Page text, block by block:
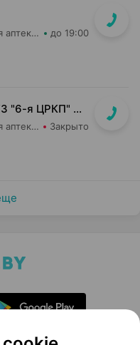
БелЛекоЦентр РУП Государственная аптека №5 до 19:00
ул. Ульяновская, д. 5 (6 этаж, УЗ "6-я ЦРКП" Ленинского района)
БелЛекоЦентр РУП Государственная аптека №6 Закрыто